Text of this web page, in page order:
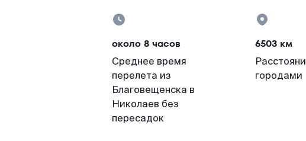
около 8 часов
Среднее время
перелета из
Благовещенска в
Николаев без
пересадок
6503 км
городами